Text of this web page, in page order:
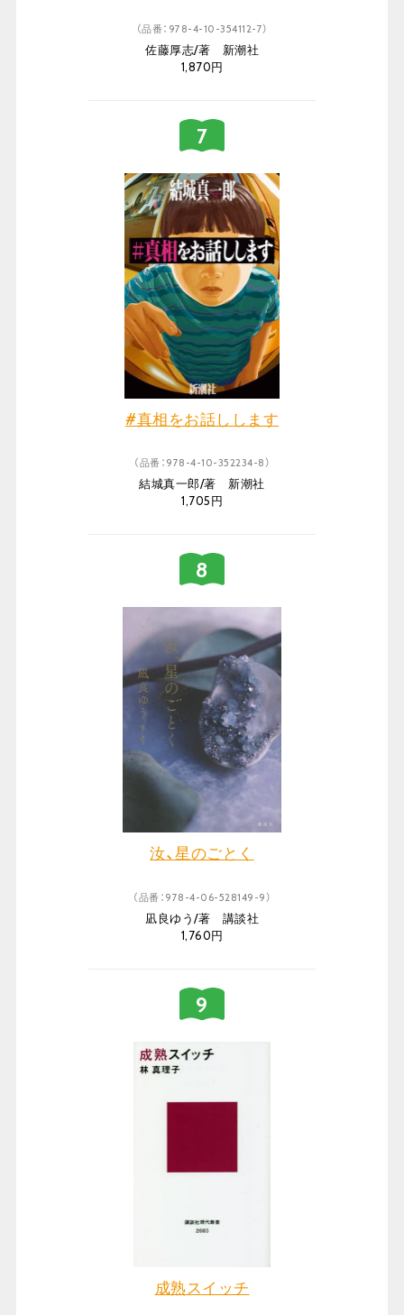
（品番：978-4-10-354112-7）
佐藤厚志/著 新潮社
1,870円
#真相をお話しします
（品番：978-4-10-352234-8）
結城真一郎/著 新潮社
1,705円
汝、星のごとく
（品番：978-4-06-528149-9）
凪良ゆう/著 講談社
1,760円
成熟スイッチ